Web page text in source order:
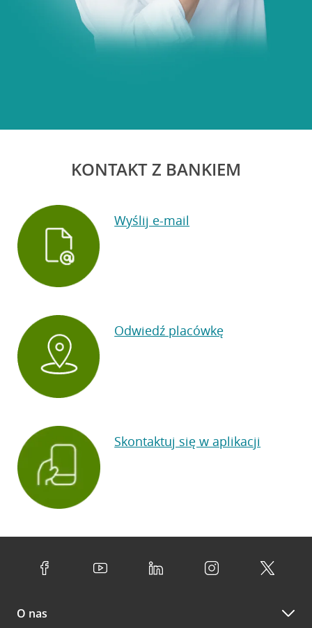
KONTAKT Z BANKIEM
Wyślij e-mail
Odwiedź placówkę
Skontaktuj się w aplikacji
O nas